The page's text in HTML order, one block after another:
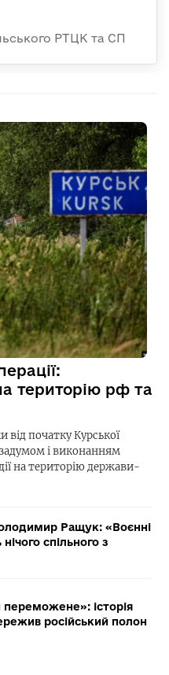
РТЦК та СП
територію рф та
від початку Курської
і виконанням
на територію держави-
Ращук: «Воєнні
спільного з
історія
російський полон